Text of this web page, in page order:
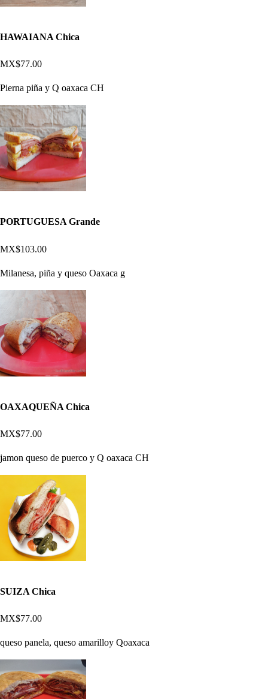
HAWAIANA Chica
MX$77.00
Pierna piña y Q oaxaca CH
PORTUGUESA Grande
MX$103.00
Milanesa, piña y queso Oaxaca g
OAXAQUEÑA Chica
MX$77.00
jamon queso de puerco y Q oaxaca CH
SUIZA Chica
MX$77.00
queso panela, queso amarilloy Qoaxaca